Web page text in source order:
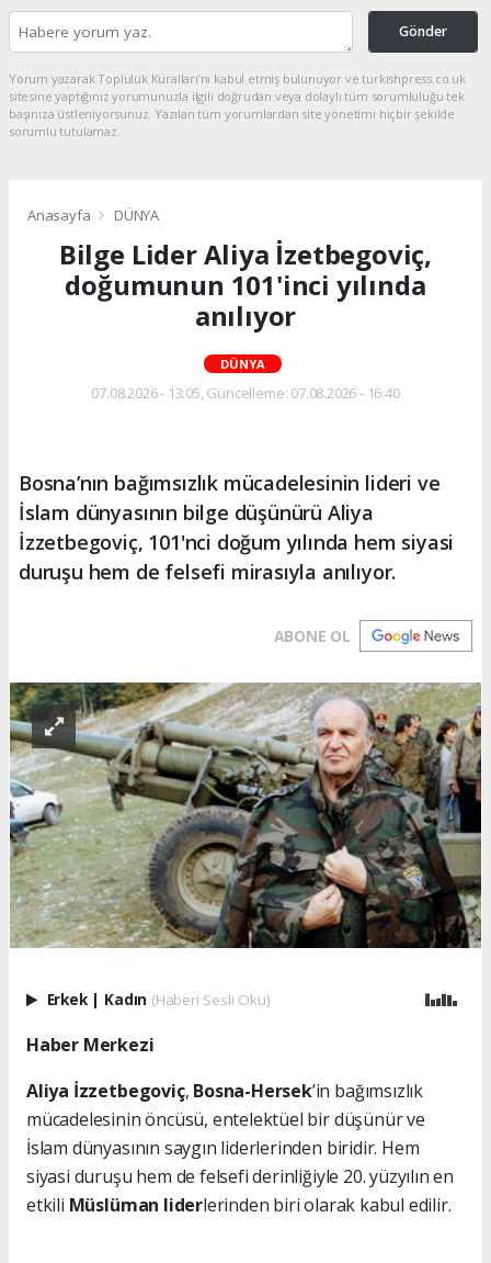
Gönder
Yorum yazarak Topluluk Kuralları’nı kabul etmiş bulunuyor ve turkishpress.co.uk
sitesine yaptığınız yorumunuzla ilgili doğrudan veya dolaylı tüm sorumluluğu tek
başınıza üstleniyorsunuz. Yazılan tüm yorumlardan site yönetimi hiçbir şekilde
sorumlu tutulamaz.
Anasayfa DÜNYA
Bilge Lider Aliya İzetbegoviç,
doğumunun 101'inci yılında
anılıyor
DÜNYA
07.08.2026 - 13:05, Güncelleme: 07.08.2026 - 16:40
Bosna’nın bağımsızlık mücadelesinin lideri ve
İslam dünyasının bilge düşünürü Aliya
İzzetbegoviç, 101'nci doğum yılında hem siyasi
duruşu hem de felsefi mirasıyla anılıyor.
ABONE OL
Erkek | Kadın (Haberi Sesli Oku)
Haber Merkezi
Aliya İzzetbegoviç, Bosna-Hersek’in bağımsızlık
mücadelesinin öncüsü, entelektüel bir düşünür ve
İslam dünyasının saygın liderlerinden biridir. Hem
siyasi duruşu hem de felsefi derinliğiyle 20. yüzyılın en
etkili Müslüman liderlerinden biri olarak kabul edilir.